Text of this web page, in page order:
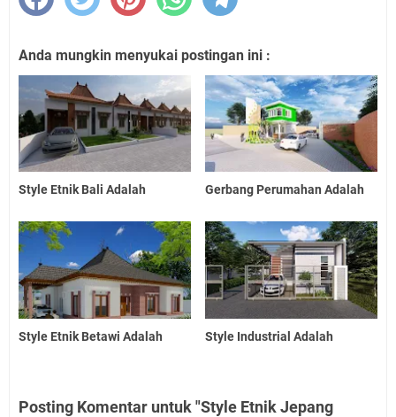
Anda mungkin menyukai postingan ini :
Style Etnik Bali Adalah Gerbang Perumahan Adalah
Style Etnik Betawi Adalah Style Industrial Adalah
Posting Komentar untuk "Style Etnik Jepang